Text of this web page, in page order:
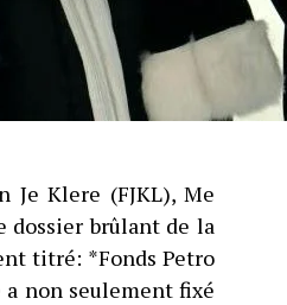
Je Klere (FJKL), Me
dossier brûlant de la
titré: *Fonds Petro
a non seulement fixé